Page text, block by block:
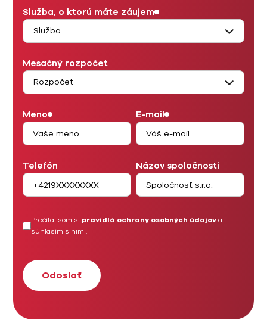
Služba, o ktorú máte záujem
Mesačný rozpočet
Meno E-mail
Telefón Názov spoločnosti
Prečítal som si pravidlá ochrany osobných údajova
súhlasím s nimi.